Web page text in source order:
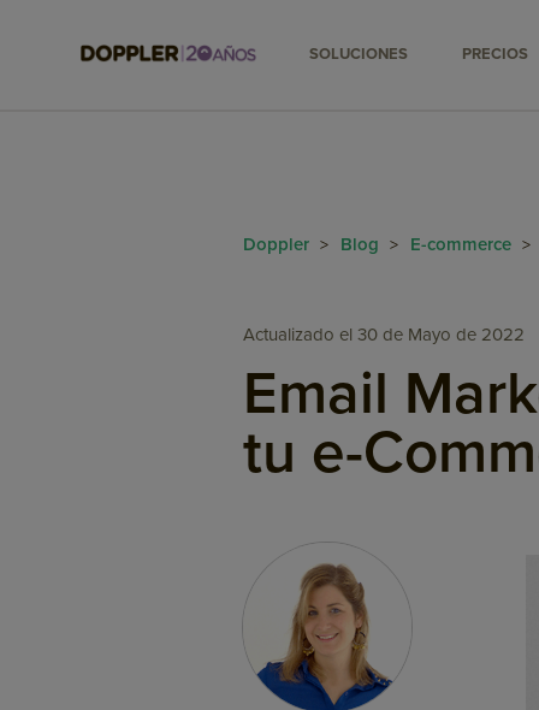
SOLUCIONES PRECIOS
Doppler > Blog > E-commerce >
Actualizado el 30 de Mayo de 2022
Email
tu e-